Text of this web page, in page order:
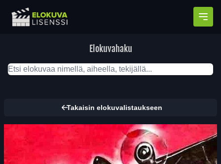
Elokuvahaku
Takaisin elokuvalistaukseen